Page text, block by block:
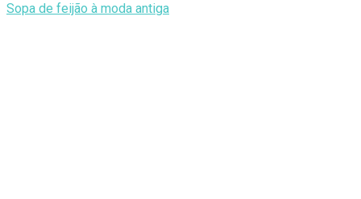
Sopa de feijão à moda antiga